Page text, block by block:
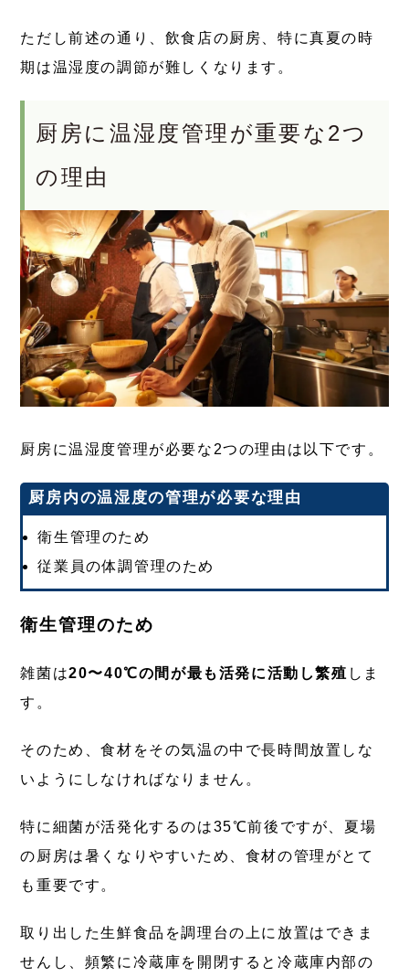
ただし前述の通り、飲食店の厨房、特に真夏の時
期は温湿度の調節が難しくなります。
厨房に温湿度管理が重要な2つ
の理由
厨房に温湿度管理が必要な2つの理由は以下です。
厨房内の温湿度の管理が必要な理由
衛生管理のため
従業員の体調管理のため
衛生管理のため
雑菌は20〜40℃の間が最も活発に活動し繁殖 しま
す。
そのため、食材をその気温の中で長時間放置しな
いようにしなければなりません。
特に細菌が活発化するのは35℃前後ですが、夏場
の厨房は暑くなりやすいため、食材の管理がとて
も重要です。
取り出した生鮮食品を調理台の上に放置はできま
せんし、頻繁に冷蔵庫を開閉すると冷蔵庫内部の